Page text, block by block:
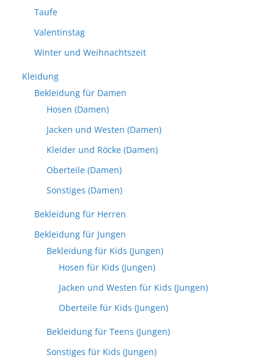
Taufe
Valentinstag
Winter und Weihnachtszeit
Kleidung
Bekleidung für Damen
Hosen (Damen)
Jacken und Westen (Damen)
Kleider und Röcke (Damen)
Oberteile (Damen)
Sonstiges (Damen)
Bekleidung für Herren
Bekleidung für Jungen
Bekleidung für Kids (Jungen)
Hosen für Kids (Jungen)
Jacken und Westen für Kids (Jungen)
Oberteile für Kids (Jungen)
Bekleidung für Teens (Jungen)
Sonstiges für Kids (Jungen)